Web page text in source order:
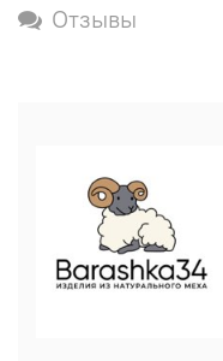
Отзывы